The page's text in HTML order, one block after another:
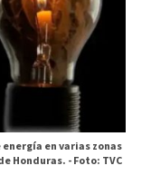
en varias zonas
Honduras. -Foto: TVC